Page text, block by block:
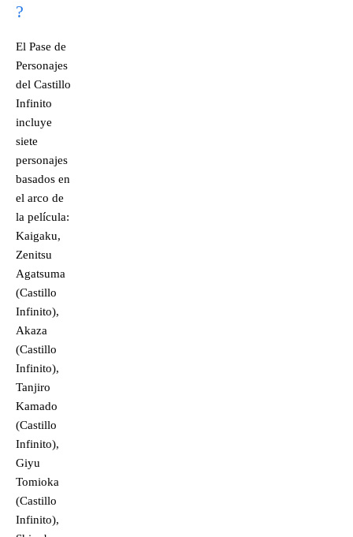
?
El Pase de
Personajes
del Castillo
Infinito
incluye
siete
personajes
basados en
el arco de
la película:
Kaigaku,
Zenitsu
Agatsuma
(Castillo
Infinito),
Akaza
(Castillo
Infinito),
Tanjiro
Kamado
(Castillo
Infinito),
Giyu
Tomioka
(Castillo
Infinito),